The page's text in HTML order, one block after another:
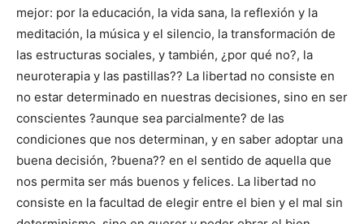
mejor: por la educación, la vida sana, la reflexión y la
meditación, la música y el silencio, la transformación de
las estructuras sociales, y también, ¿por qué no?, la
neuroterapia y las pastillas?? La libertad no consiste en
no estar determinado en nuestras decisiones, sino en ser
conscientes ?aunque sea parcialmente? de las
condiciones que nos determinan, y en saber adoptar una
buena decisión, ?buena?? en el sentido de aquella que
nos permita ser más buenos y felices. La libertad no
consiste en la facultad de elegir entre el bien y el mal sin